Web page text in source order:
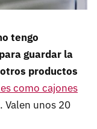
tengo
guardar la
productos
como cajones
Valen unos 20